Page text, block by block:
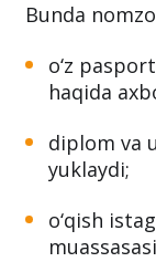
Bunda
o‘z
haqida
diplom va
yuklaydi;
o‘qish